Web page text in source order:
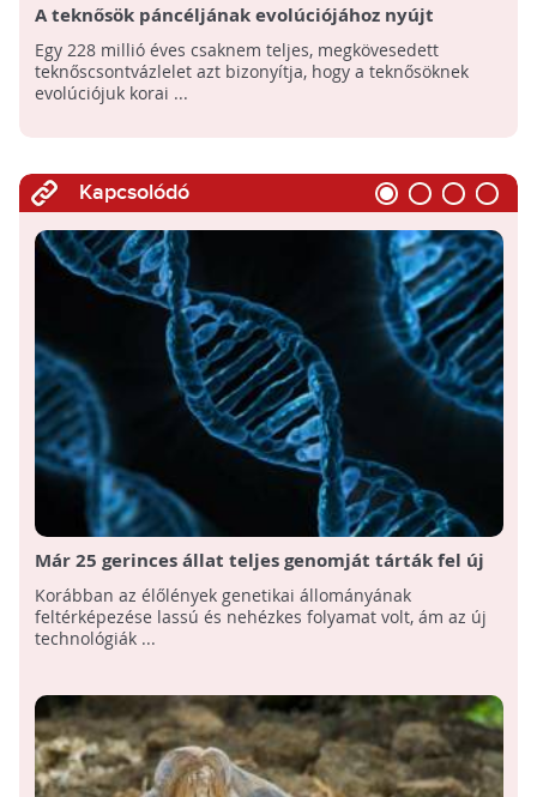
A teknősök páncéljának evolúciójához nyújt
magyarázatot egy új lelet
Egy 228 millió éves csaknem teljes, megkövesedett
teknőscsontvázlelet azt bizonyítja, hogy a teknősöknek
evolúciójuk korai ...
Kapcsolódó
Már 25 gerinces állat teljes genomját tárták fel új
módszerrel kutatók
Korábban az élőlények genetikai állományának
feltérképezése lassú és nehézkes folyamat volt, ám az új
technológiák ...